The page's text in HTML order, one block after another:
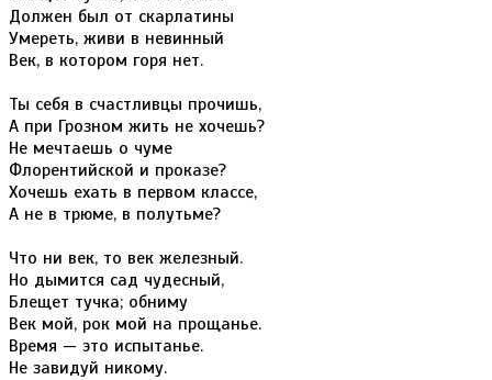
Должен был от скарлатины
Умереть, живи в невинный
Век, в котором горя нет.
Ты себя в счастливцы прочишь,
А при Грозном жить не хочешь?
Не мечтаешь о чуме
Флорентийской и проказе?
Хочешь ехать в первом классе,
А не в трюме, в полутьме?
Что ни век, то век железный.
Но дымится сад чудесный,
Блещет тучка; обниму
Век мой, рок мой на прощанье.
Время — это испытанье.
Не завидуй никому.